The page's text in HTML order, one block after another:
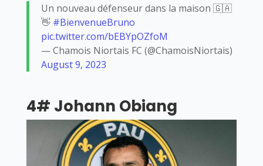
Un nouveau défenseur dans la maison 🇬🇦
👋 #BienvenueBruno
pic.twitter.com/bEBYpOZfoM
— Chamois Niortais FC (@ChamoisNiortais)
August 9, 2023
4# Johann Obiang